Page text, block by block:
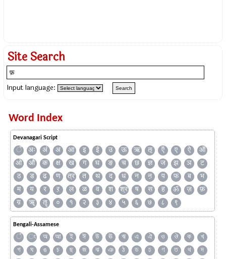
Site Search
Input language:
Word Index
Devanagari Script
ँ अः अं अ आ इ ई उ ऊ ऋ ऌ ऍ ए ऐ
ऑ
ओ
औ क क्ष ख ग घ ङ च छ ज्ञ ज झ ञ
ट
ठ
ड ढ ण त्र त थ द ध न ऩ प फ ब
भ
म
य र ऱ ल ळ व श श्र ष स ह ॐ ज़
फ़
य़
ॠ ॡ ० १ २ ३ ४ ५ ६ ७ ८ ९
Bengali-Assamese
ঁ ং অ আ ই ঈ উ ঊ ঋ এ ঐ ও ঔ ক
খ
গ
ঘ ঙ চ ছ জ ঝ ঞ ঠ ড ঢ ণ ত থ
দ